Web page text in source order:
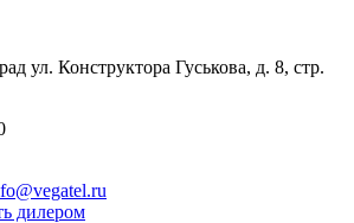
ул. Конструктора Гуськова, д. 8, стр.
дилером